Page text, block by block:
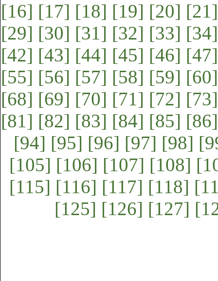
[16] [17] [18] [19] [20] [21]
[29] [30] [31] [32] [33] [34]
[42] [43] [44] [45] [46] [47]
[55] [56] [57] [58] [59] [60]
[68] [69] [70] [71] [72] [73]
[81] [82] [83] [84] [85] [86]
[94] [95] [96] [97] [98]
[105] [106] [107] [108]
[115] [116] [117] [118]
[125] [126] [127]